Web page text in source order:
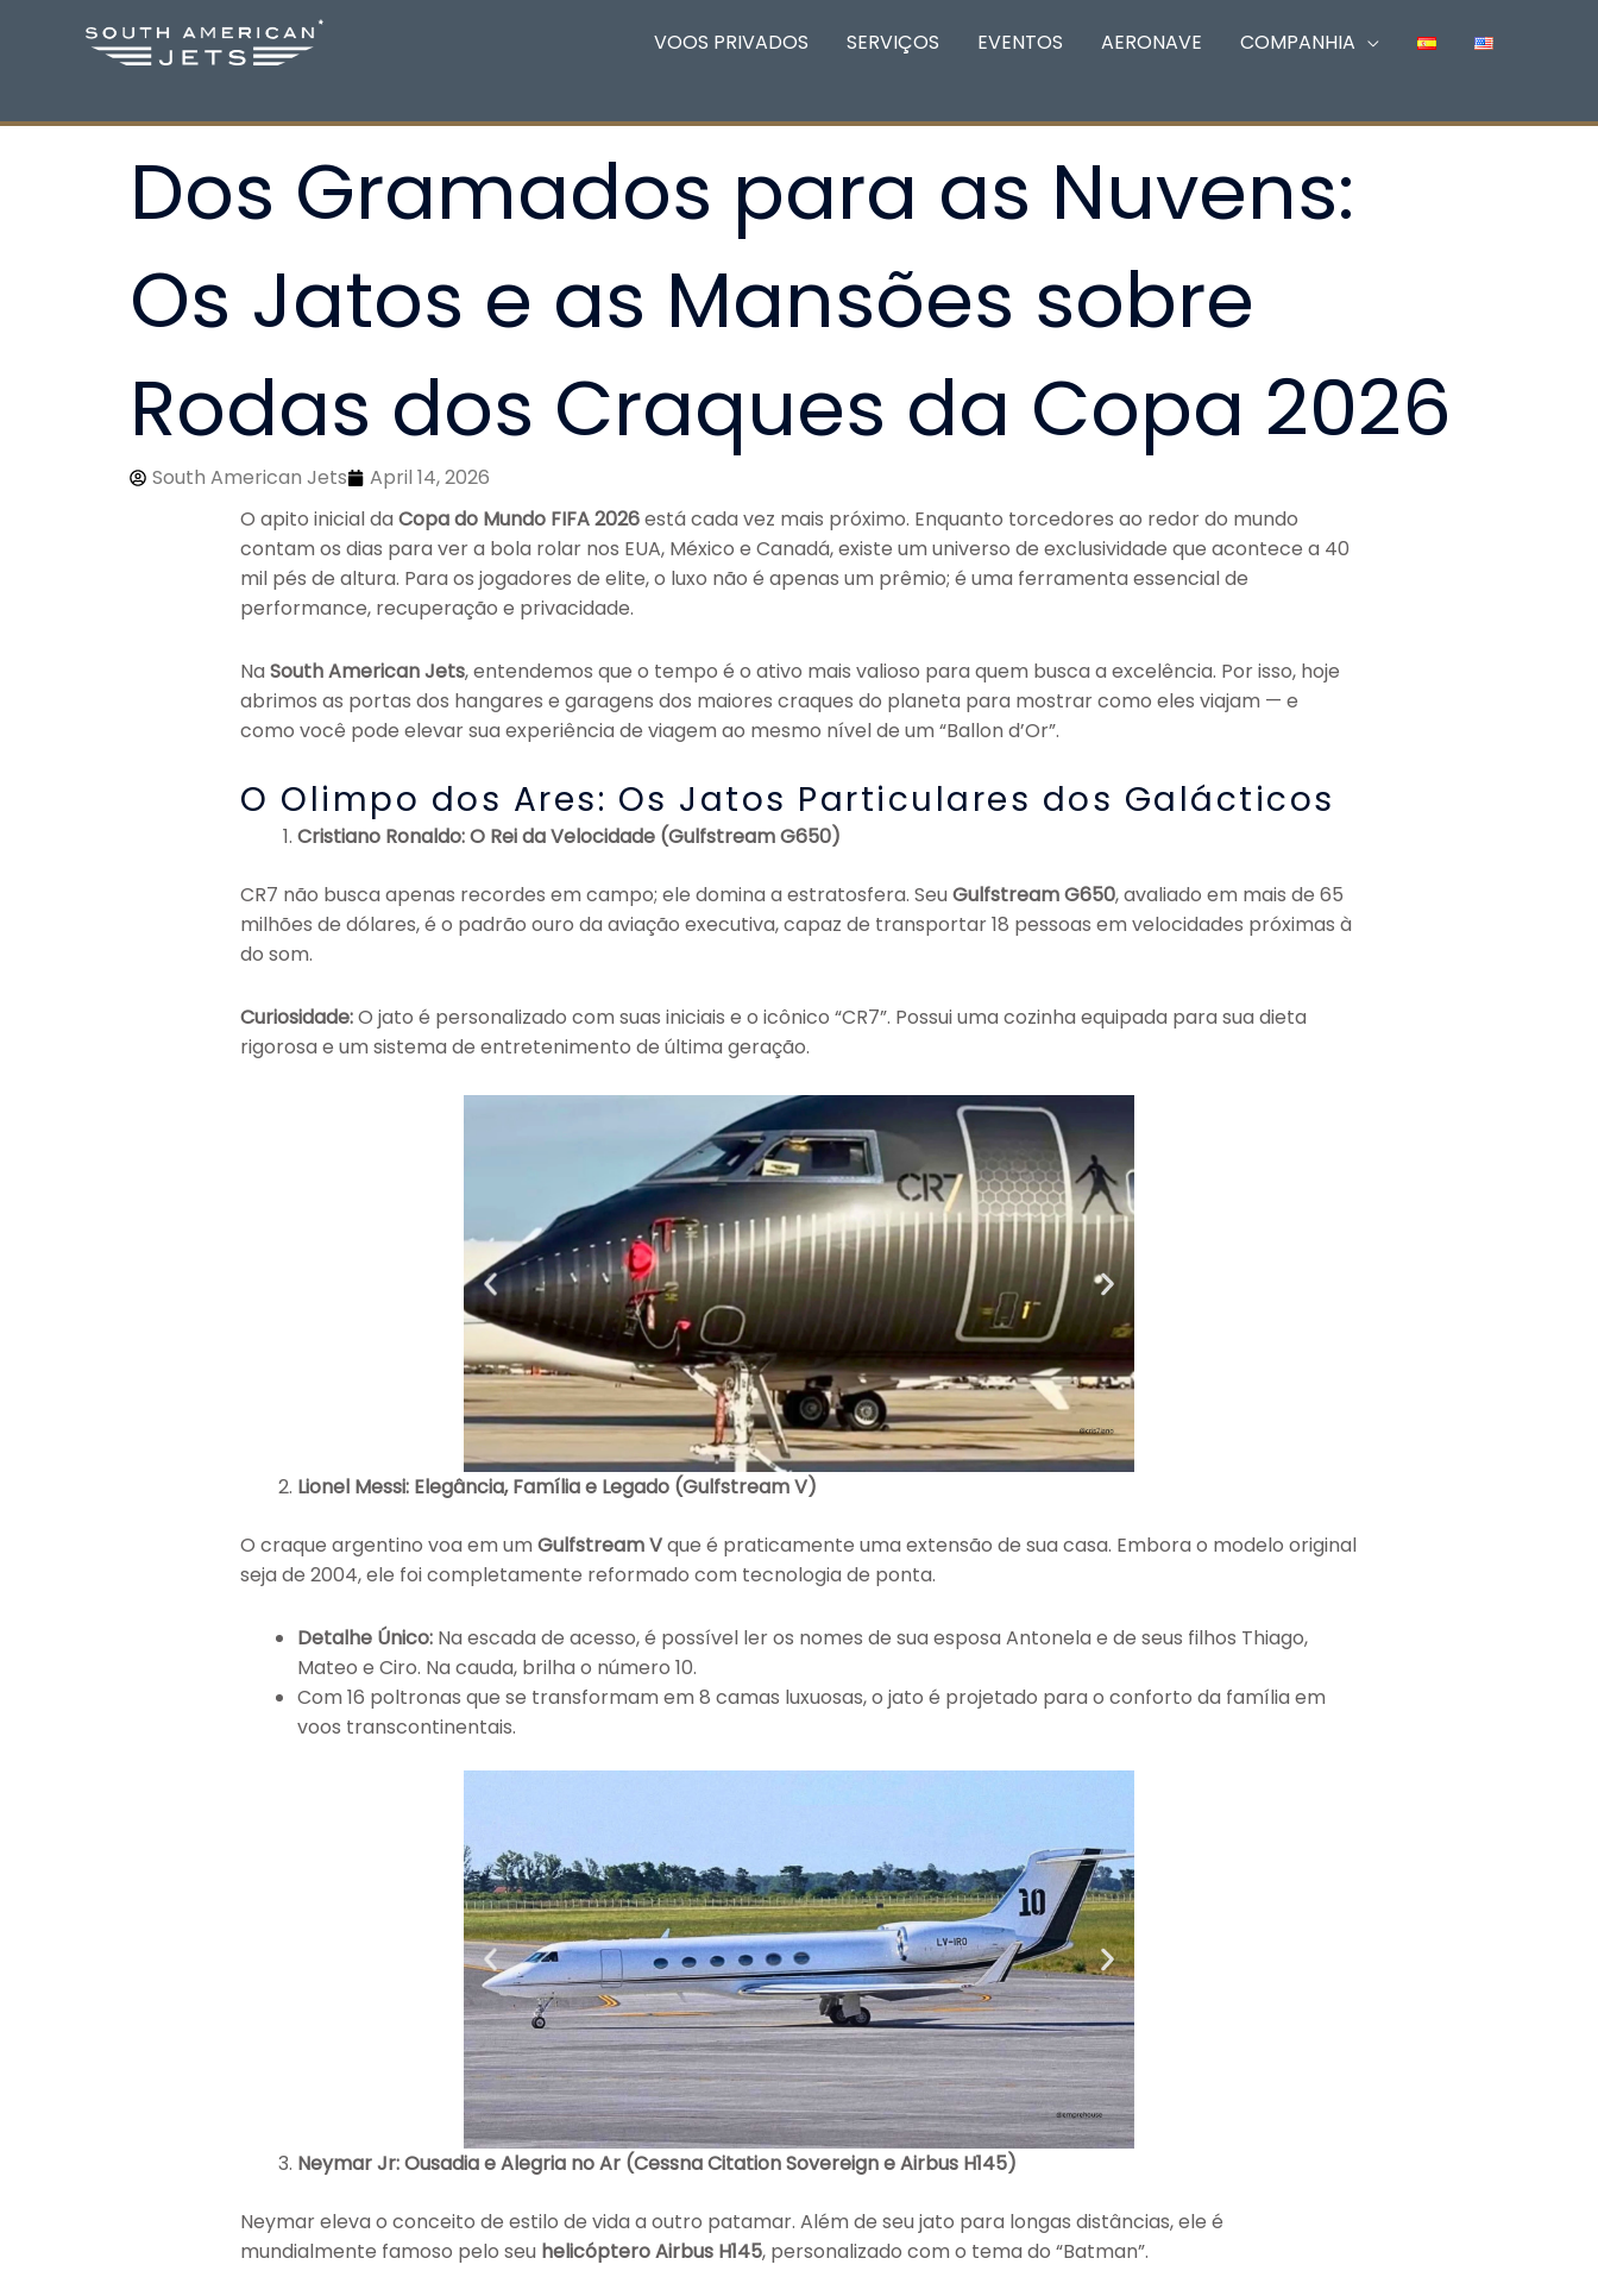
VOOS PRIVADOS SERVIÇOS EVENTOS AERONAVE COMPANHIA
Dos Gramados para as Nuvens:
Os Jatos e as Mansões sobre
Rodas dos Craques da Copa 2026
South American Jets
April 14, 2026
O apito inicial daCopa do Mundo FIFA 2026está cada vez mais próximo. Enquanto torcedores ao redor do mundo
contam os dias para ver a bola rolar nos EUA, México e Canadá, existe um universo de exclusividade que acontece a 40
mil pés de altura. Para os jogadores de elite, o luxo não é apenas um prêmio; é uma ferramenta essencial de
performance, recuperação e privacidade.
NaSouth American Jets, entendemos que o tempo é o ativo mais valioso para quem busca a excelência. Por isso, hoje
abrimos as portas dos hangares e garagens dos maiores craques do planeta para mostrar como eles viajam — e
como você pode elevar sua experiência de viagem ao mesmo nível de um “Ballon d’Or”.
O Olimpo dos Ares: Os Jatos Particulares dos Galácticos
Cristiano Ronaldo: O Rei da Velocidade (Gulfstream G650)
CR7 não busca apenas recordes em campo; ele domina a estratosfera. SeuGulfstream G650, avaliado em mais de 65
milhões de dólares, é o padrão ouro da aviação executiva, capaz de transportar 18 pessoas em velocidades próximas à
do som.
Curiosidade:O jato é personalizado com suas iniciais e o icônico “CR7”. Possui uma cozinha equipada para sua dieta
rigorosa e um sistema de entretenimento de última geração.
Lionel Messi: Elegância, Família e Legado (Gulfstream V)
O craque argentino voa em umGulfstream Vque é praticamente uma extensão de sua casa. Embora o modelo original
seja de 2004, ele foi completamente reformado com tecnologia de ponta.
Detalhe Único: Na escada de acesso, é possível ler os nomes de sua esposa Antonela e de seus filhos Thiago,
Mateo e Ciro. Na cauda, brilha o número 10.
Com 16 poltronas que se transformam em 8 camas luxuosas, o jato é projetado para o conforto da família em
voos transcontinentais.
Neymar Jr: Ousadia e Alegria no Ar (Cessna Citation Sovereign e Airbus H145)
Neymar eleva o conceito de estilo de vida a outro patamar. Além de seu jato para longas distâncias, ele é
mundialmente famoso pelo seu helicóptero Airbus H145, personalizado com o tema do “Batman”.